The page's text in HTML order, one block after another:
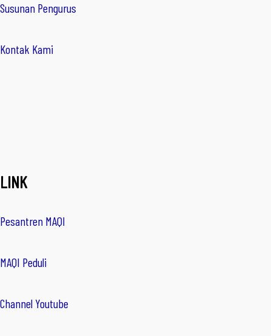
Susunan Pengurus
Kontak Kami
LINK
Pesantren MAQI
MAQI Peduli
Channel Youtube